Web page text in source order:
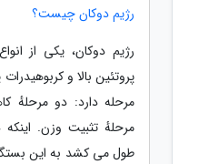
رژیم دوکان چیست؟
رژیم دوکان، یکی از
مرحله دارد: دو مرحلهٔ
مرحلهٔ تثبیت وزن.
طول می کشد به این